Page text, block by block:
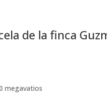
de la finca
megavatios